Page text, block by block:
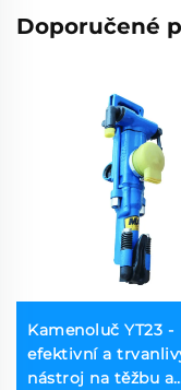
Doporučené
Kamenoluč YT23 -
efektivní a
nástroj na těžbu a